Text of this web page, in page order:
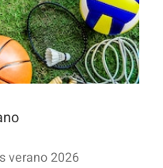
verano 2026